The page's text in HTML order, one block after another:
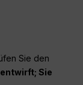
Sie den
Sie